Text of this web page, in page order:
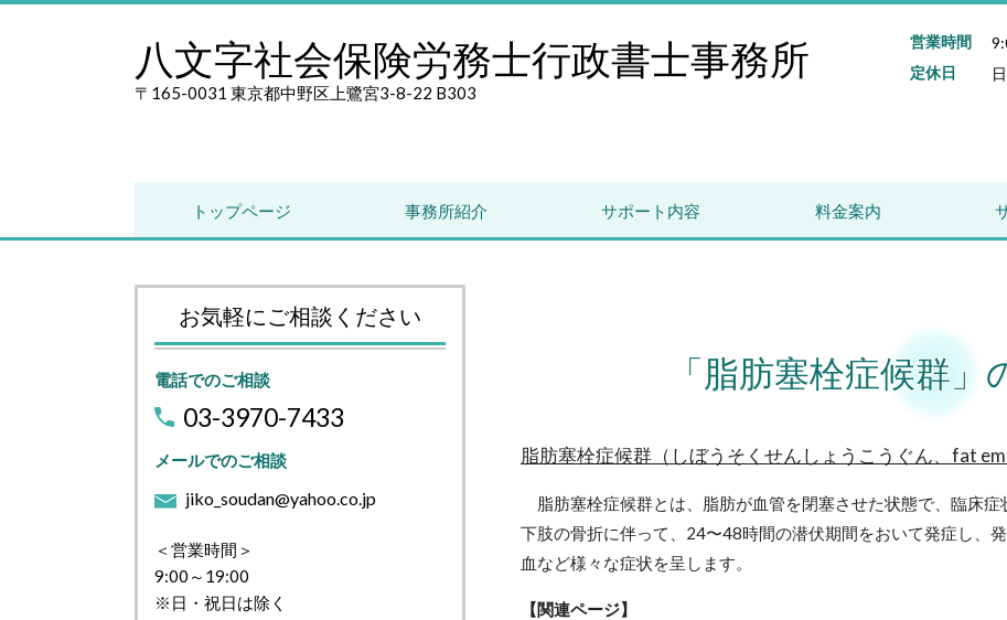
八文字社会保険労務士行政書士事務所
〒165-0031 東京都中野区上鷺宮3-8-22 B303
営業時間
定休日
トップページ 事務所紹介 サポート内容 料金案内
「脂肪塞栓症候群
脂肪塞栓症候群（しぼうそくせんしょうこうぐん、fat
脂肪塞栓症候群とは、脂肪が血管を閉塞させた状態で、臨床症
下肢の骨折に伴って、24〜48時間の潜伏期間をおいて発症し、
血など様々な症状を呈します。
【関連ページ】
お気軽にご相談ください
電話でのご相談
03-3970-7433
メールでのご相談
jiko_soudan@yahoo.co.jp
＜営業時間＞
9:00～19:00
※日・祝日は除く